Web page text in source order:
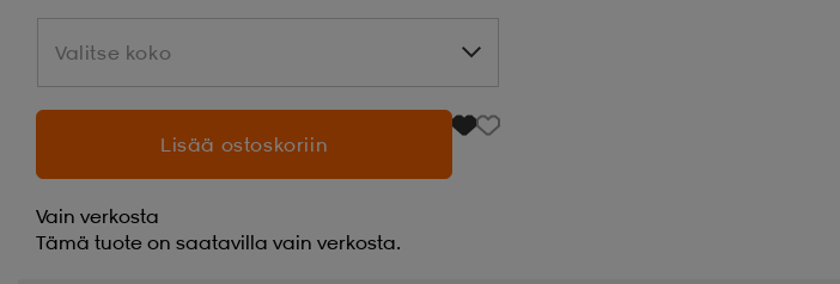
Valitse koko
Valitse koko
Lisää ostoskoriin
Vain verkosta
Tämä tuote on saatavilla vain verkosta.